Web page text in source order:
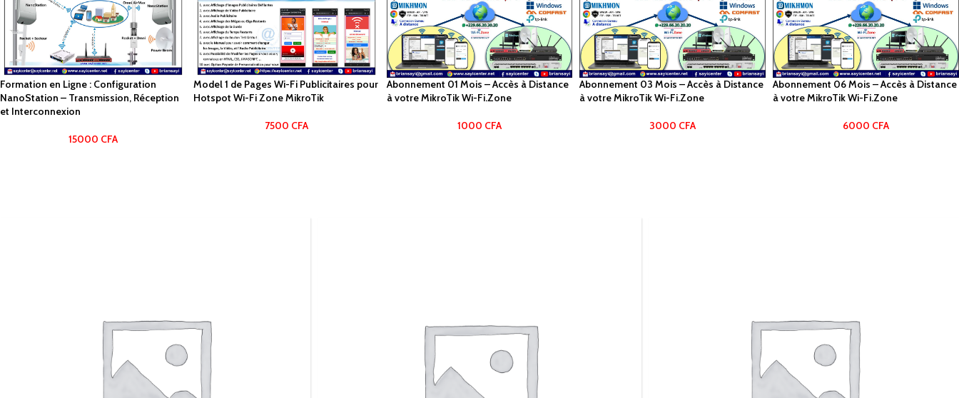
Formation en Ligne : Configuration
NanoStation – Transmission, Réception
et Interconnexion
15000 CFA
Model 1 de Pages Wi-Fi Publicitaires pour
Hotspot Wi-Fi Zone MikroTik
7500 CFA
Abonnement 01 Mois – Accès à Distance
à votre MikroTik Wi-Fi.Zone
1000 CFA
Abonnement 03 Mois – Accès à Distance
à votre MikroTik Wi-Fi.Zone
3000 CFA
Abonnement 06 Mois – Accès à Distance
à votre MikroTik Wi-Fi.Zone
6000 CFA